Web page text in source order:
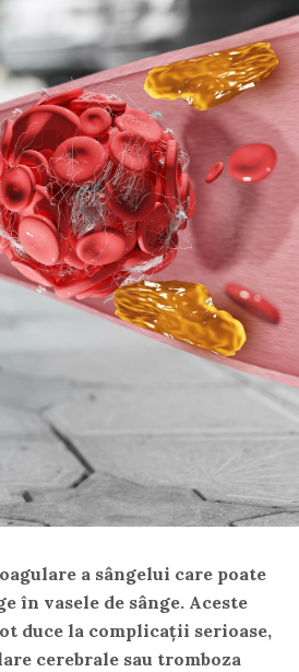
a sângelui care poate
în vasele de sânge. Aceste
duce la complicații serioase,
cerebrale sau tromboza